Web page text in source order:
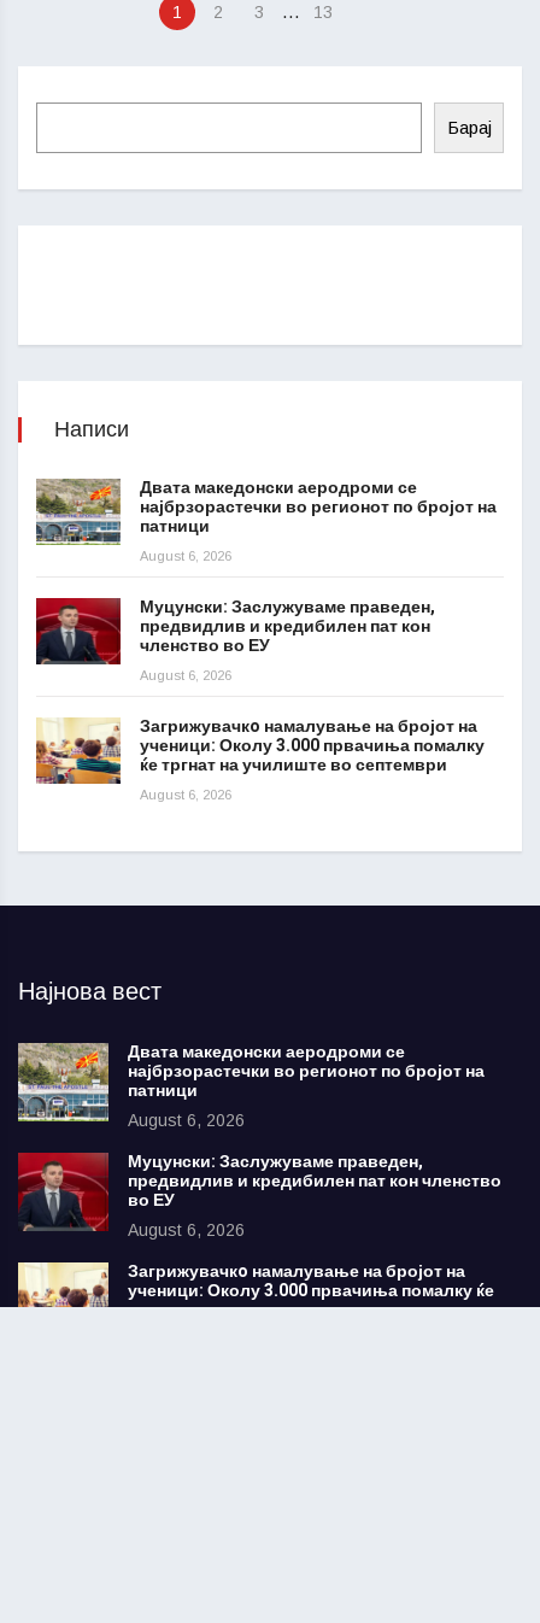
1 2 3 … 13
Барај
Написи
Двата македонски аеродроми се
најбрзорастечки во регионот по бројот на
патници
August 6, 2026
Муцунски: Заслужуваме праведен,
предвидлив и кредибилен пат кон
членство во ЕУ
August 6, 2026
Загрижувачкo намалување на бројот на
ученици: Околу 3.000 првачиња помалку
ќе тргнат на училиште во септември
August 6, 2026
Најнова вест
Двата македонски аеродроми се
најбрзорастечки во регионот по бројот на
патници
August 6, 2026
Муцунски: Заслужуваме праведен,
предвидлив и кредибилен пат кон членство
во ЕУ
August 6, 2026
Загрижувачкo намалување на бројот на
ученици: Околу 3.000 првачиња помалку ќе
тргнат на училиште во септември